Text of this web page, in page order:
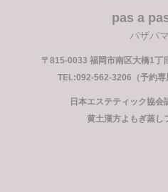
pas a
パザパ
〒815-0033 福岡市南区大橋1丁
TEL:092-562-3206（予約専
日本エステティック協
黄土漢方よもぎ蒸し